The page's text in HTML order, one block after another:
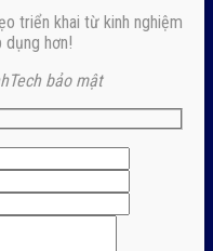
triển khai từ kinh nghiệm
dụng hơn!
bảo mật